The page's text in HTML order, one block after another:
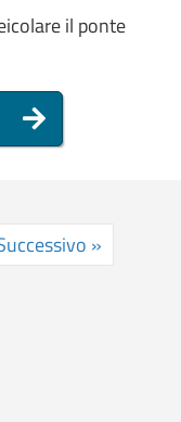
il ponte
»